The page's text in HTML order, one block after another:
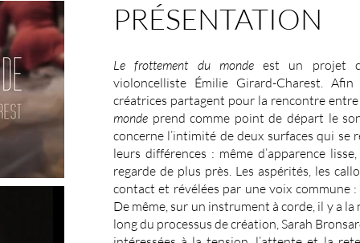
PRÉSENTATION
Le frottement du mondeest un projet
violoncelliste Émilie Girard-Charest.
créatrices partagent pour la rencontre
mondeprend comme point de départ le
concerne l’intimité de deux surfaces qui
leurs différences : même d’apparence
regarde de plus près. Les aspérités, les
contact et révélées par une voix commune
De même, sur un instrument à corde, il y a
long du processus de création, Sarah